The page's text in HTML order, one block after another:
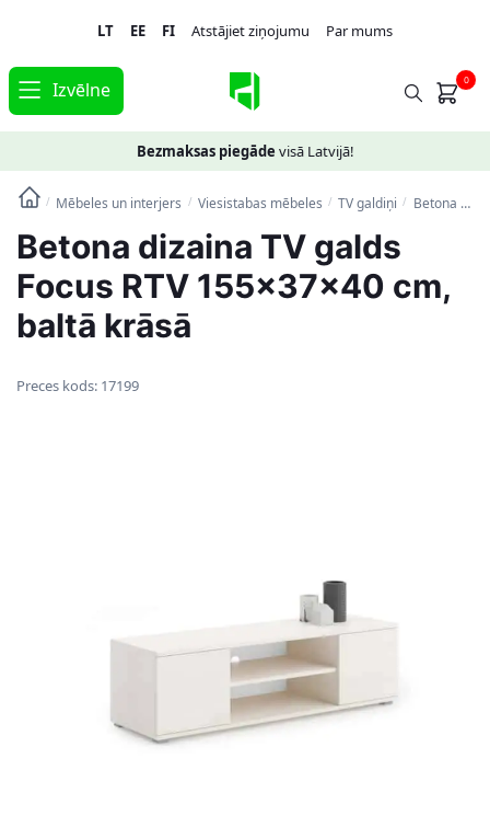
navigation
content
LT EE FI Atstājiet ziņojumu Par mums
Izvēlne 0
Bezmaksas piegāde visā Latvijā!
/ Mēbeles un interjers / Viesistabas mēbeles / TV galdiņi / Betona dizaina TV galds Focus RTV 155x37x40 cm, baltā krāsā
Betona dizaina TV galds
Focus RTV 155x37x40 cm,
baltā krāsā
Preces kods: 17199